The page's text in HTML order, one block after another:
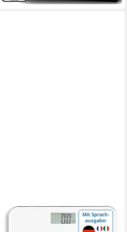
ADE
Personenwaage digital,